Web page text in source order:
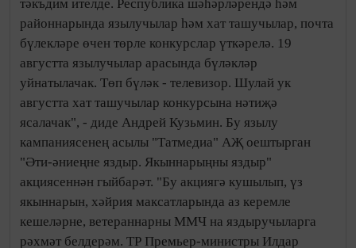
тәкъдим ителде. Республика шәһәрләрендә һәм
районнарында язылучылар һәм хат ташучылар, почта
бүлекләре өчен төрле конкурслар үткәрелә. 19
августта язылучылар арасында бүләкләр
уйнатылачак. Төп бүләк - телевизор. Шулай ук
августта хат ташучылар конкурсына нәтиҗә
ясалачак", - диде Андрей Кузьмин. Бу язылу
кампаниясенең асылы "Татмедиа" АҖ оештырган
"Әти-әниеңне яздыр. Якыннарыңны яздыр"
акциясеннән гыйбарәт. "Бу акциягә кушылып, үз
якыннарын, хәйрия максатларында аз керемле
кешеләрне, ветераннарны ММЧ на яздыручыларга
рәхмәт белдерәм. ТР Премьер-министры Илдар